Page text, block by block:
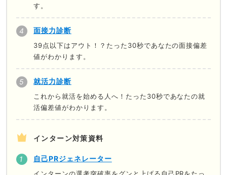
す。
面接力診断
39点以下はアウト！？たった30秒であなたの面接偏差
値がわかります。
就活力診断
これから就活を始める人へ！たった30秒であなたの就
活偏差値がわかります。
インターン対策資料
自己PRジェネレーター
インターンの選考突破率をグンと上げる自己PRをたっ